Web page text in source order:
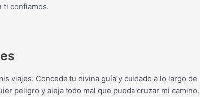
ti confiamos.
viajes. Concede tu divina guía y cuidado a lo largo de
peligro y aleja todo mal que pueda cruzar mi camino.